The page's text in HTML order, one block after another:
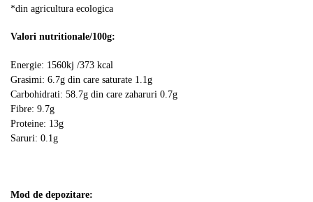
*din agricultura ecologica
Valori nutritionale/100g:
Energie: 1560kj /373 kcal
Grasimi: 6.7g din care saturate 1.1g
Carbohidrati: 58.7g din care zaharuri 0.7g
Fibre: 9.7g
Proteine: 13g
Saruri: 0.1g
Mod de depozitare: